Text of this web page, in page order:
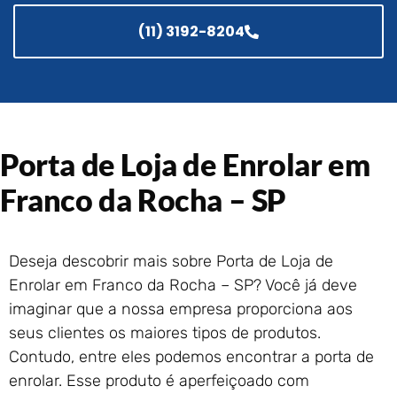
Portão de Garagem de
Enrolar em São Gonçalo – RJ
Enrolar em Rio das Ostras –
Enrolar em Queimados – RJ
Portão de Garagem de
Enrolar em Petrópolis – RJ
Portão de Garagem de
Enrolar em Nova Iguaçu – RJ
Portão de Garagem de
Enrolar em Nova Friburgo –
RJ
(11) 3192-8204
Porta de Loja de Enrolar em
Franco da Rocha – SP
Deseja descobrir mais sobre Porta de Loja de
Enrolar em Franco da Rocha – SP? Você já deve
imaginar que a nossa empresa proporciona aos
seus clientes os maiores tipos de produtos.
Contudo, entre eles podemos encontrar a porta de
enrolar. Esse produto é aperfeiçoado com